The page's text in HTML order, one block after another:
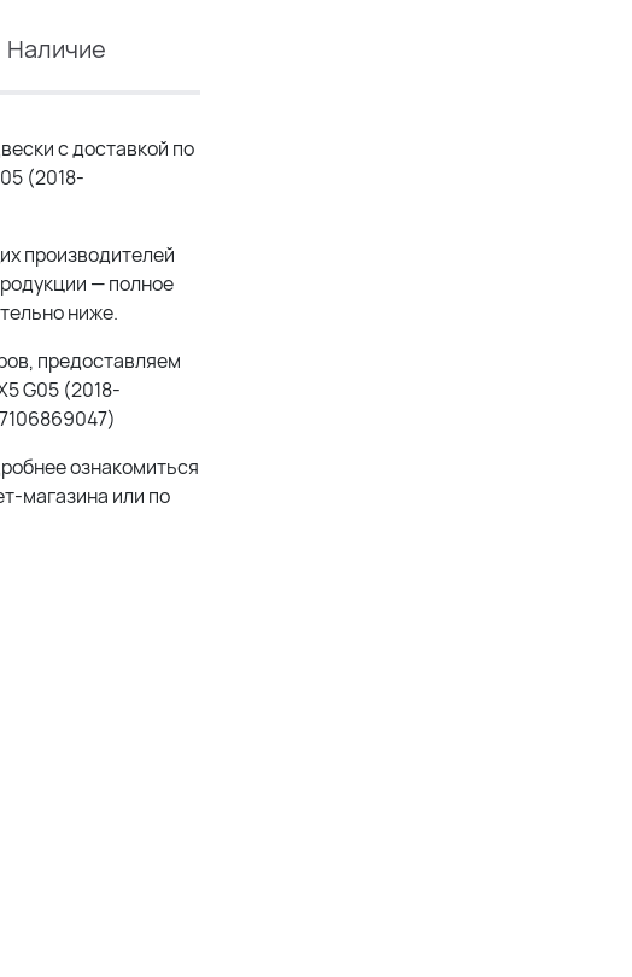
Наличие
с доставкой по
(2018-
производителей
— полное
ниже.
предоставляем
G05 (2018-
ознакомиться
магазина или по